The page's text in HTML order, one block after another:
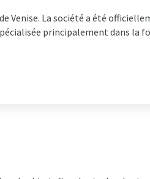
Venise. La société a été
principalement dans la